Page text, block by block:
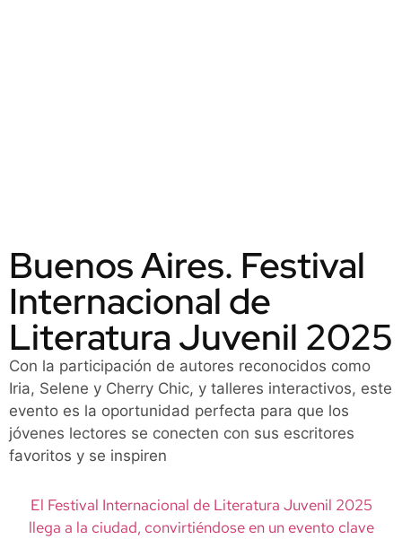
Buenos Aires. Festival
Internacional de
Literatura Juvenil 2025
Con la participación de autores reconocidos como
Iria, Selene y Cherry Chic, y talleres interactivos, este
evento es la oportunidad perfecta para que los
jóvenes lectores se conecten con sus escritores
favoritos y se inspiren
El Festival Internacional de Literatura Juvenil 2025
llega a la ciudad, convirtiéndose en un evento clave